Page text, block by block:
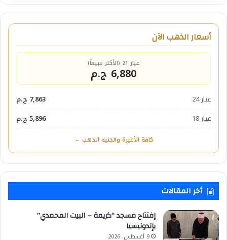
أسعار الذهب الآن
عيار 21 (الأكثر مبيعاً)
6,880 ج.م
عيار 24
7,863 ج.م
عيار 18
5,896 ج.م
كافة الأعيرة والجنيه الذهب ←
أخر المقالات
إفتتاح مسجد “كريمة – البيت المحمدي”
بإندونيسيا
9 أغسطس، 2026